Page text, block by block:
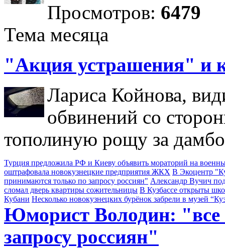
Просмотров: 6479
Тема месяца
"Акция устрашения" и
Лариса Койнова,
обвинений со
тополиную рощу за
Турция предложила РФ и Киеву объявить мораторий на
оштрафовала новокузнецкие предприятия ЖКХ В Экоцентр
принимаются только по запросу россиян" Александр Вучич
сломал дверь квартиры сожительницы В Кузбассе открыты
Кубани Несколько новокузнецких бурёнок забрели в музей
Юморист Володин: "все
запросу россиян"